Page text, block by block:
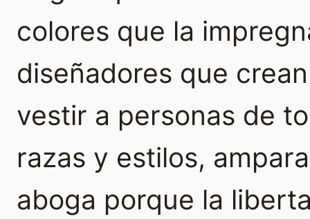
colores que la
diseñadores que
vestir a personas de
razas y estilos,
aboga porque la